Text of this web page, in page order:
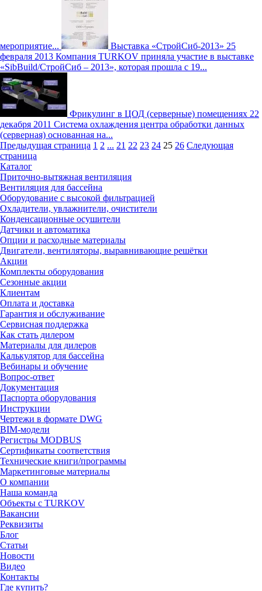
мероприятие... Выставка «СтройСиб-2013» 25
февраля 2013 Компания TURKOV приняла участие в выставке
«SibBuild/СтройСиб – 2013», которая прошла с 19...
Фрикулинг в ЦОД (серверные) помещениях 22
декабря 2011 Система охлаждения центра обработки данных
(серверная) основанная на...
Предыдущая страница 1 2 ... 21 22 23 24 25 26 Следующая
страница
Каталог
Приточно-вытяжная вентиляция
Вентиляция для бассейна
Оборудование с высокой фильтрацией
Охладители, увлажнители, очистители
Конденсационные осушители
Датчики и автоматика
Опции и расходные материалы
Двигатели, вентиляторы, выравнивающие решётки
Акции
Комплекты оборудования
Сезонные акции
Клиентам
Оплата и доставка
Гарантия и обслуживание
Сервисная поддержка
Как стать дилером
Материалы для дилеров
Калькулятор для бассейна
Вебинары и обучение
Вопрос-ответ
Документация
Паспорта оборудования
Инструкции
Чертежи в формате DWG
BIM-модели
Регистры MODBUS
Сертификаты соответствия
Технические книги/программы
Маркетинговые материалы
О компании
Наша команда
Объекты с TURKOV
Вакансии
Реквизиты
Блог
Статьи
Новости
Видео
Контакты
Где купить?